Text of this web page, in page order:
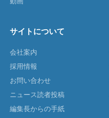
サイトについて
会社案内
採用情報
お問い合わせ
ニュース読者投稿
編集長からの手紙